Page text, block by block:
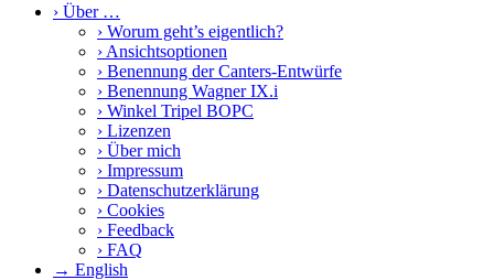
› Über …
› Worum geht’s eigentlich?
› Ansichtsoptionen
› Benennung der Canters-Entwürfe
› Benennung Wagner IX.i
› Winkel Tripel BOPC
› Lizenzen
› Über mich
› Impressum
› Datenschutzerklärung
› Cookies
› Feedback
› FAQ
→ English